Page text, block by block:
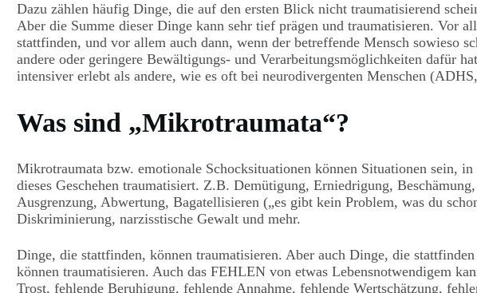
Dazu zählen häufig Dinge, die auf den ersten Blick nicht traumatisierend
Aber die Summe dieser Dinge kann sehr tief prägen und traumatisieren. Vor
stattfinden, und vor allem auch dann, wenn der betreffende Mensch sowieso
andere oder geringere Bewältigungs- und Verarbeitungsmöglichkeiten dafür
intensiver erlebt als andere, wie es oft bei neurodivergenten Menschen
Was sind „Mikrotraumata“?
Mikrotraumata bzw. emotionale Schocksituationen können Situationen sein,
dieses Geschehen traumatisiert. Z.B. Demütigung, Erniedrigung,
Ausgrenzung, Abwertung, Bagatellisieren („es gibt kein Problem, was du
Diskriminierung, narzisstische Gewalt und mehr.
Dinge, die stattfinden, können traumatisieren. Aber auch Dinge, die
können traumatisieren. Auch das FEHLEN von etwas Lebensnotwendigem
Trost, fehlende Beruhigung, fehlende Annahme, fehlende Wertschätzung,